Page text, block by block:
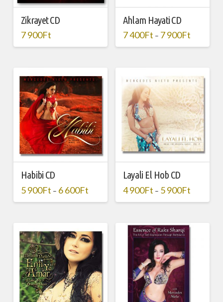
Zikrayet CD
7 900Ft
Ahlam Hayati CD
7 400Ft – 7 900Ft
Habibi CD
5 900Ft – 6 600Ft
Layali El Hob CD
4 900Ft – 5 900Ft